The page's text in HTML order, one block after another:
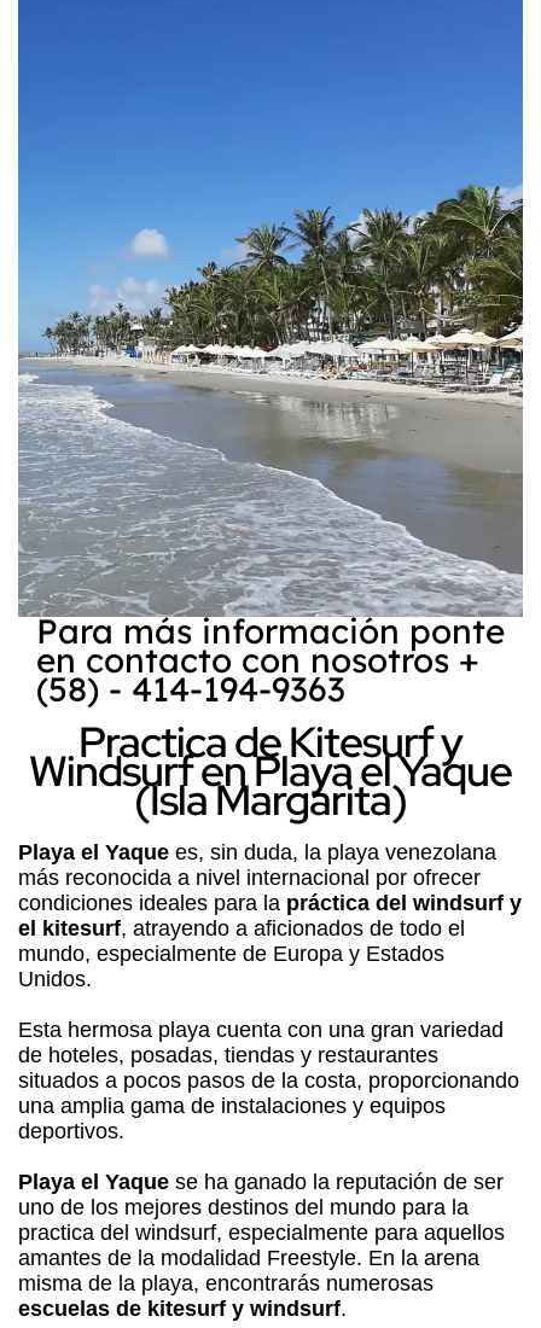
Para más información ponte
en contacto con nosotros +
(58) - 414-194-9363
Practica de Kitesurf y
Windsurf en Playa el Yaque
(Isla Margarita)
Playa el Yaque es, sin duda, la playa venezolana
más reconocida a nivel internacional por ofrecer
condiciones ideales para la práctica del windsurf y
el kitesurf, atrayendo a aficionados de todo el
mundo, especialmente de Europa y Estados
Unidos.
Esta hermosa playa cuenta con una gran variedad
de hoteles, posadas, tiendas y restaurantes
situados a pocos pasos de la costa, proporcionando
una amplia gama de instalaciones y equipos
deportivos.
Playa el Yaque se ha ganado la reputación de ser
uno de los mejores destinos del mundo para la
practica del windsurf, especialmente para aquellos
amantes de la modalidad Freestyle. En la arena
misma de la playa, encontrarás numerosas
escuelas de kitesurf y windsurf.